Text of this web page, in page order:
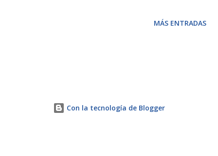
porque es mi reto personal. Además de abrir una pequeña
hijos han sido ese impulso que necesitabas para hacer algo
MÁS ENTRADAS
Con la tecnología de Blogger